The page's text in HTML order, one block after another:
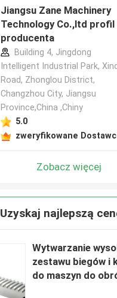
Jiangsu Zane Machinery
Technology Co.,ltd profil
producenta
Building 4, Jingdong
Intelligent Industrial Park,
Road, Zhonglou District,
Changzhou City, Jiangsu
Province,China ,Chiny
5.0
zweryfikowane
Zobacz więcej
Uzyskaj najlepszą
Wytwarzanie
zestawu biegów i
do maszyn do